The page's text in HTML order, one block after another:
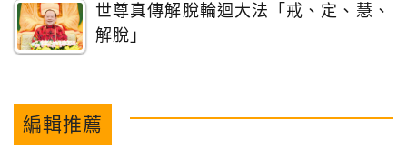
世尊真傳解脫輪迴大法「戒、定、慧、
解脫」
編輯推薦